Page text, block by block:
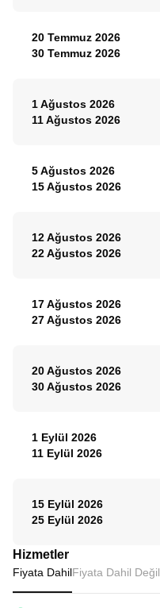
20 Temmuz 2026
30 Temmuz 2026
1 Ağustos 2026
11 Ağustos 2026
5 Ağustos 2026
15 Ağustos 2026
12 Ağustos 2026
22 Ağustos 2026
17 Ağustos 2026
27 Ağustos 2026
20 Ağustos 2026
30 Ağustos 2026
1 Eylül 2026
11 Eylül 2026
15 Eylül 2026
25 Eylül 2026
Hizmetler
Fiyata DahilFiyata Dahil Değil